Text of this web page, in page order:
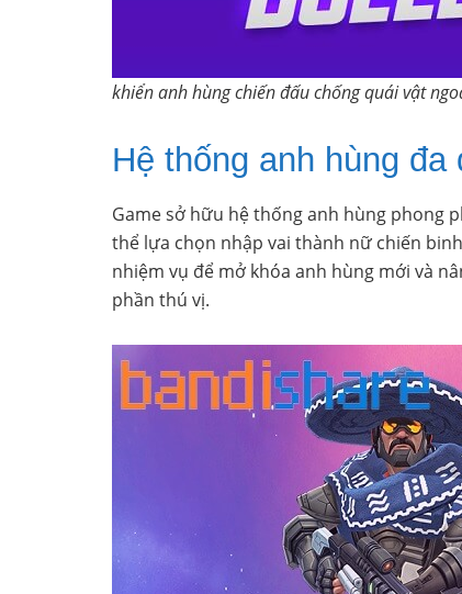
khiển anh hùng chiến đấu chống quái vật
Hệ thống anh hùng đa
Game sở hữu hệ thống anh hùng phong
thể lựa chọn nhập vai thành nữ chiến
nhiệm vụ để mở khóa anh hùng mới và
phần thú vị.